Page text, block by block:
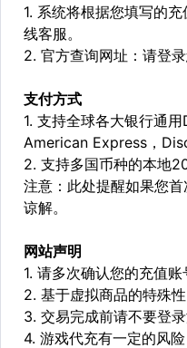
1. 系统将根据您填写的
线客服。
2. 官方查询网址：请登
支付方式
1. 支持全球各大银行通
American Express，
2. 支持多国币种的本地
注意：此处提醒如果您
谅解。
网站声明
1. 请多次确认您的充值
2. 基于虚拟商品的特殊
3. 交易完成前请不要登
4. 游戏代充有一定的风